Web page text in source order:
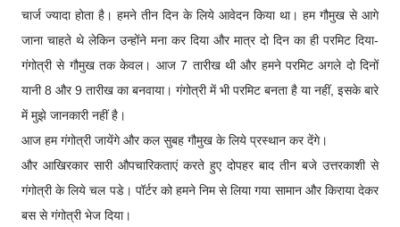
चार्ज ज्यादा होता है। हमने तीन दिन के लिये आवेदन किया था। हम गौमुख से आगे
जाना चाहते थे लेकिन उन्होंने मना कर दिया और मात्र दो दिन का ही परमिट दिया-
गंगोत्री से गौमुख तक केवल। आज 7 तारीख थी और हमने परमिट अगले दो दिनों
यानी 8 और 9 तारीख का बनवाया। गंगोत्री में भी परमिट बनता है या नहीं, इसके बारे
में मुझे जानकारी नहीं है।
आज हम गंगोत्री जायेंगे और कल सुबह गौमुख के लिये प्रस्थान कर देंगे।
और आखिरकार सारी औपचारिकताएं करते हुए दोपहर बाद तीन बजे उत्तरकाशी से
गंगोत्री के लिये चल पडे। पॉर्टर को हमने निम से लिया गया सामान और किराया देकर
बस से गंगोत्री भेज दिया।